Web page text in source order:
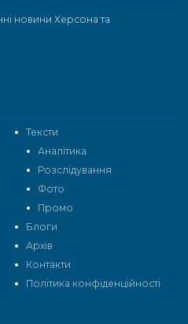
Тексти
Аналітика
Розслідування
Фото
Промо
Блоги
Архів
Контакти
Політика конфіденційності
новини Херсона та